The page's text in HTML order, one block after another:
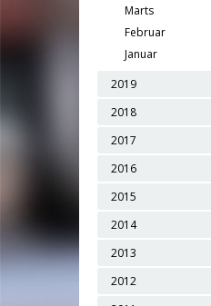
Marts
Februar
Januar
2019
2018
2017
2016
2015
2014
2013
2012